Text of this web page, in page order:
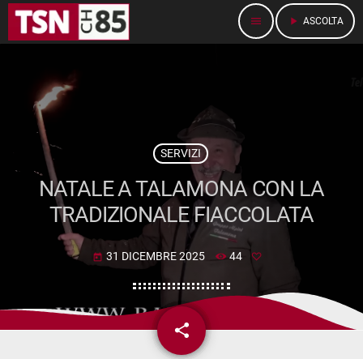
menu play_arrow ASCOLTA
SERVIZI
NATALE A TALAMONA CON LA
TRADIZIONALE FIACCOLATA
today 31 DICEMBRE 2025 44
share
email